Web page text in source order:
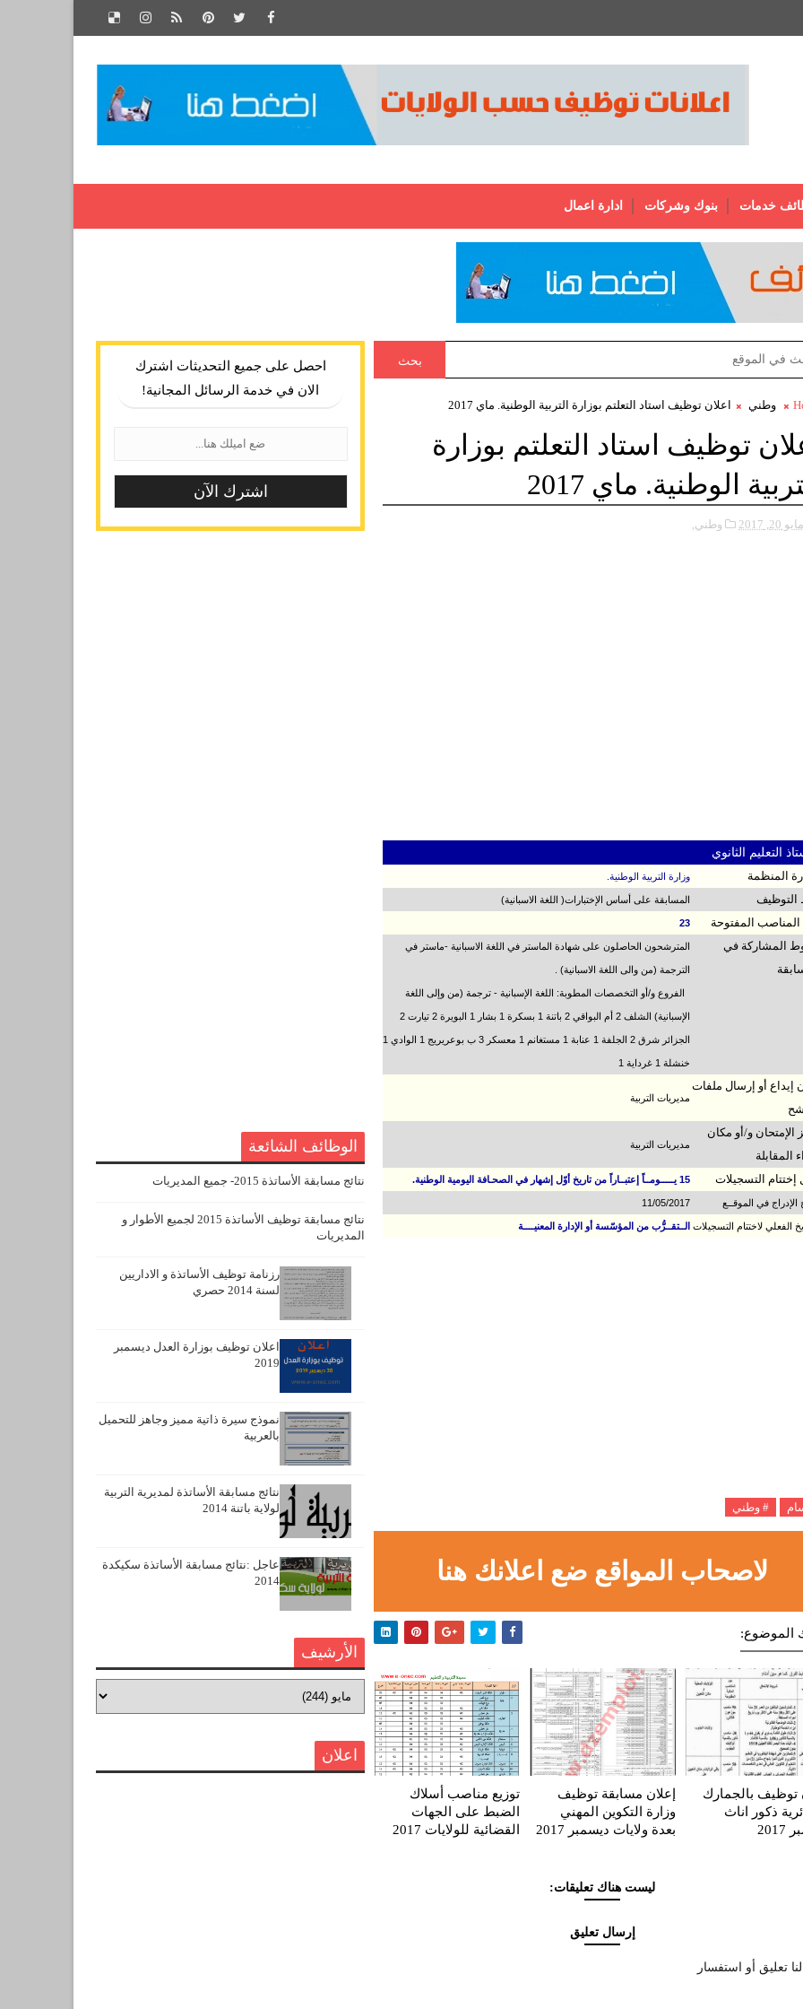
خدمات بنوك وشركات ادارة اعمال
بحث
وطني اعلان توظيف استاد التعلتم بوزارة التربية الوطنية. ماي 2017
توظيف استاد التعلتم بوزارة
الوطنية. ماي 2017
مايو 20, 2017 وطني,
التعليم الثانوي
المنظمة وزارة التربية الوطنية.
التوظيف المسابقة على أساس الإختبارات( اللغة الاسبانية)
المفتوحة 23
المشاركة في
المترشحون الحاصلون على شهادة الماستر في اللغة الاسبانية -ماستر في
الترجمة (من والى اللغة الاسبانية) .
الفروع و/أو التخصصات المطوبة: اللغة الإسبانية - ترجمة (من وإلى اللغة
الإسبانية) الشلف 2 أم البواقي 2 باتنة 1 بسكرة 1 بشار 1 البويرة 2 تيارت 2
الجزائر شرق 2 الجلفة 1 عنابة 1 مستغانم 1 معسكر 3 ب بوعريريج 1 الوادي 1
خنشلة 1 غرداية 1
إيداع أو إرسال ملفات
مديريات التربية
الإمتحان و/أو مكان
المقابلة
مديريات التربية
إختتام التسجيلات 15 يـــــومــاً إعتبــاراً من تاريخ أوّل إشهار في الصحـافة اليومية الوطنية.
الإدراج في الموقــع 11/05/2017
الفعلي لاختتام التسجيلات الــتقــرُّب من المؤسّسة أو الإدارة المعنيــــة
# وطني
لاصحاب المواقع ضع اعلانك هنا
الموضوع:
توظيف بالجمارك
ذكور اناث
إعلان مسابقة توظيف
وزارة التكوين المهني
بعدة ولايات ديسمبر 2017
توزيع مناصب أسلاك
الضبط على الجهات
القضائية للولايات 2017
ليست هناك تعليقات:
إرسال تعليق
تعليق أو استفسار
احصل على جميع التحديثات اشترك
الان في خدمة الرسائل المجانية!
الوظائف الشائعة
نتائج مسابقة الأساتذة 2015- جميع المديريات
نتائج مسابقة توظيف الأساتذة 2015 لجميع الأطوار و
المديريات
رزنامة توظيف الأساتذة و الاداريين
لسنة 2014 حصري
اعلان توظيف بوزارة العدل ديسمبر
2019
نموذج سيرة ذاتية مميز وجاهز للتحميل
بالعربية
نتائج مسابقة الأساتذة لمديرية التربية
لولاية باتنة 2014
عاجل :نتائج مسابقة الأساتذة سكيكدة
2014
الأرشيف
اعلان